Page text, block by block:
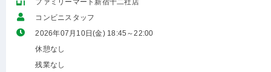
ファミリーマート新宿十二社店
コンビニスタッフ
2026年07月10日(金) 18:45～22:00
休憩なし
残業なし